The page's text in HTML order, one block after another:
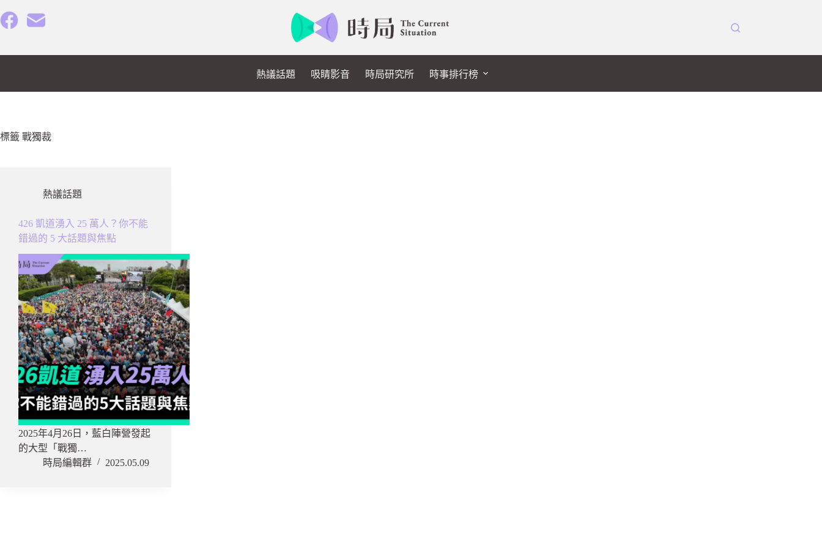
至
熱議話題 吸睛影音 時局研究所 時事排行榜
標籤 戰獨裁
熱議話題
426 凱道湧入 25 萬人？你不能
錯過的 5 大話題與焦點
2025年4月26日，藍白陣營發起
的大型「戰獨…
時局編輯群
2025.05.09